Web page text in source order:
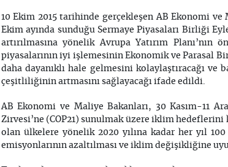
10 Ekim 2015 tarihinde gerçekleşen AB Ekonomi
Ekim ayında sunduğu Sermaye Piyasaları Birliği
artırılmasına yönelik Avrupa Yatırım
piyasalarının iyi işlemesinin Ekonomik ve Parasal
daha dayanıklı hale gelmesini kolaylaştıracağı
çeşitliliğinin artmasını sağlayacağı ifade edildi.
AB Ekonomi ve Maliye Bakanları, 30 Kasım-11
Zirvesi’ne (COP21) sunulmak üzere iklim
olan ülkelere yönelik 2020 yılına kadar her yıl
emisyonlarının azaltılması ve iklim değişikliğine